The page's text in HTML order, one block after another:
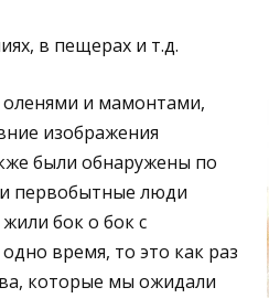
в пещерах и т.д.
оленями и мамонтами,
изображения
были обнаружены по
первобытные люди
бок о бок с
время, то это как раз
которые мы ожидали